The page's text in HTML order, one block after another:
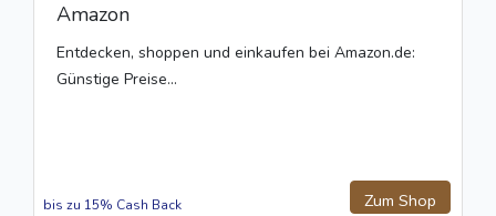
Amazon
Entdecken, shoppen und einkaufen bei Amazon.de:
Günstige Preise...
Zum Shop
bis zu 15% Cash Back